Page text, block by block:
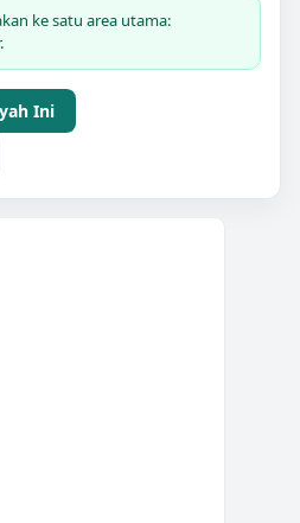
ke satu area utama:
Ini